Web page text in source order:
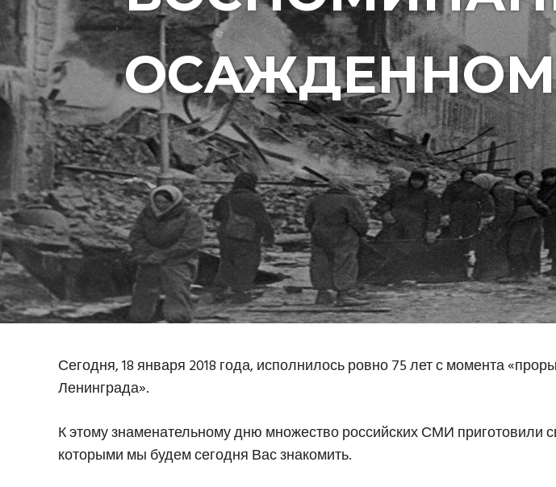
ОСАЖДЕННОМ
Сегодня, 18 января 2018 года, исполнилось ровно 75 лет с момента
Ленинграда».
К этому знаменательному дню множество российских СМИ приготовили
которыми мы будем сегодня Вас знакомить.